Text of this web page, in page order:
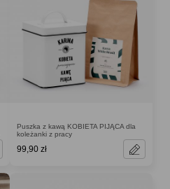
Puszka z kawą KOBIETA PIJĄCA dla
koleżanki z pracy
99,90 zł